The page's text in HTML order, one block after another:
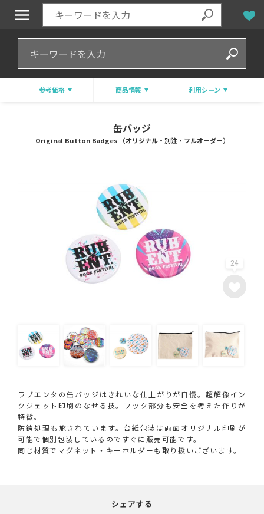
参考価格 商品情報 利用シーン
缶バッジ
Original Button Badges （オリジナル・別注・フルオーダー）
24
ラブエンタの缶バッジはきれいな仕上がりが自慢。超解像イン
クジェット印刷のなせる技。フック部分も安全を考えた作りが
特徴。
防錆処理も施されています。台紙包装は両面オリジナル印刷が
可能で個別包装しているのですぐに販売可能です。
同じ材質でマグネット・キーホルダーも取り扱いございます。
シェアする